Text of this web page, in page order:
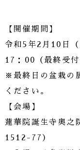
【開催期間】
令和5年2月10日
17：00（最終受付
※最終日の盆栽の
ください。
【会場】
蓮華院誕生寺奥之
1512-77）